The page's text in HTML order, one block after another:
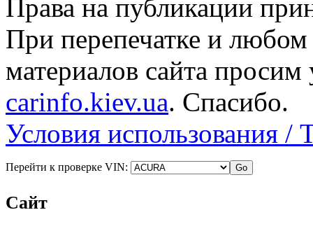
Права на публикации
При перепечатке и
материалов сайта просим
carinfo.kiev.ua. Спасибо.
Условия использования /
Перейти к проверке VIN:
Сайт